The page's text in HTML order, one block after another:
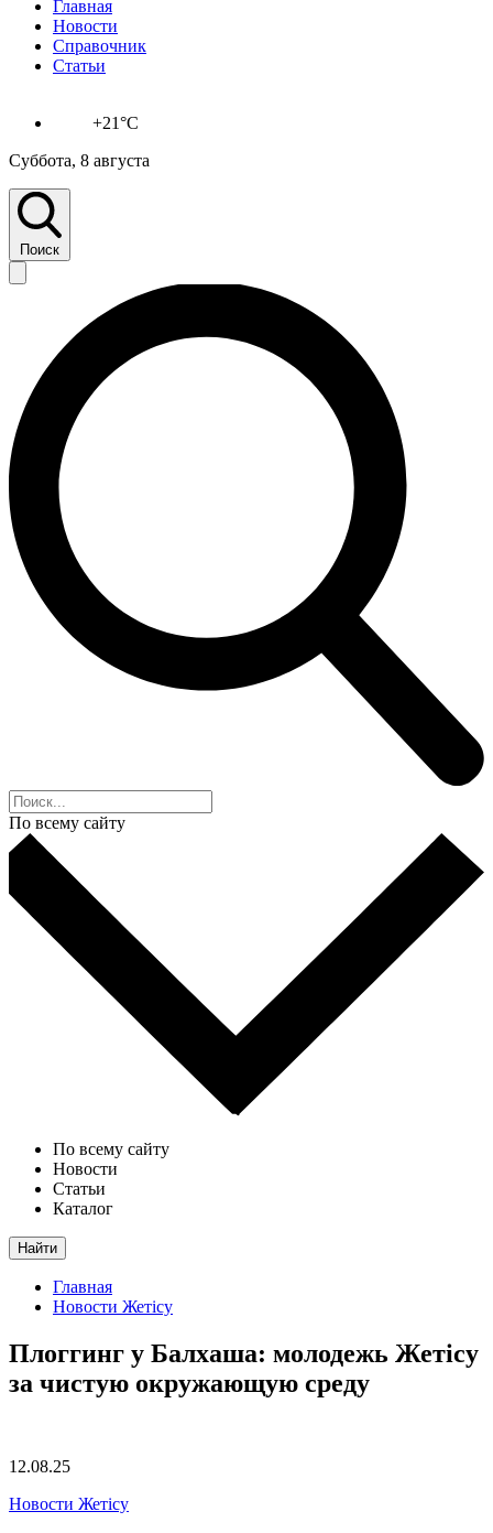
Главная
Новости
Справочник
Статьи
+21°C
Суббота, 8 августа
Поиск
По всему сайту
По всему сайту
Новости
Статьи
Каталог
Найти
Главная
Новости Жетісу
Плоггинг у Балхаша: молодежь Жетісу
за чистую окружающую среду
12.08.25
Новости Жетісу